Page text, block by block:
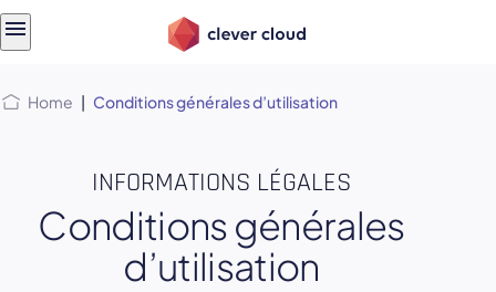
Home | Conditions générales d’utilisation
INFORMATIONS LÉGALES
Conditions générales
d’utilisation